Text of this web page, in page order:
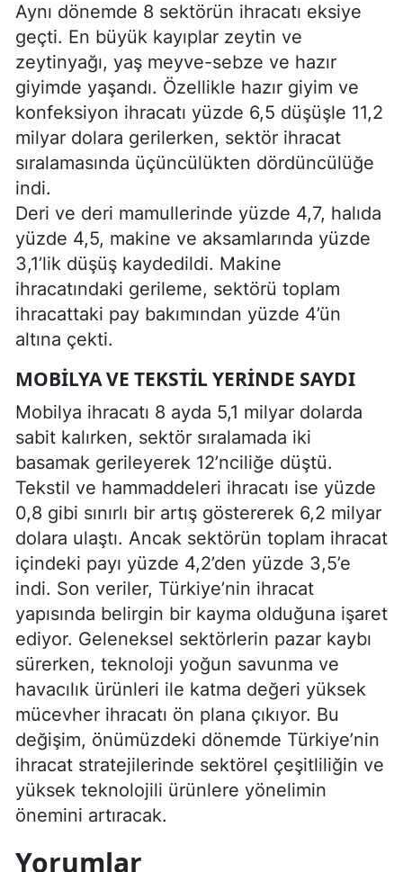
Aynı dönemde 8 sektörün ihracatı eksiye
geçti. En büyük kayıplar zeytin ve
zeytinyağı, yaş meyve-sebze ve hazır
giyimde yaşandı. Özellikle hazır giyim ve
konfeksiyon ihracatı yüzde 6,5 düşüşle 11,2
milyar dolara gerilerken, sektör ihracat
sıralamasında üçüncülükten dördüncülüğe
indi.
Deri ve deri mamullerinde yüzde 4,7, halıda
yüzde 4,5, makine ve aksamlarında yüzde
3,1’lik düşüş kaydedildi. Makine
ihracatındaki gerileme, sektörü toplam
ihracattaki pay bakımından yüzde 4’ün
altına çekti.
MOBILYA VE TEKSTIL YERINDE SAYDI
Mobilya ihracatı 8 ayda 5,1 milyar dolarda
sabit kalırken, sektör sıralamada iki
basamak gerileyerek 12’nciliğe düştü.
Tekstil ve hammaddeleri ihracatı ise yüzde
0,8 gibi sınırlı bir artış göstererek 6,2 milyar
dolara ulaştı. Ancak sektörün toplam ihracat
içindeki payı yüzde 4,2’den yüzde 3,5’e
indi. Son veriler, Türkiye’nin ihracat
yapısında belirgin bir kayma olduğuna işaret
ediyor. Geleneksel sektörlerin pazar kaybı
sürerken, teknoloji yoğun savunma ve
havacılık ürünleri ile katma değeri yüksek
mücevher ihracatı ön plana çıkıyor. Bu
değişim, önümüzdeki dönemde Türkiye’nin
ihracat stratejilerinde sektörel çeşitliliğin ve
yüksek teknolojili ürünlere yönelimin
önemini artıracak.
Yorumlar